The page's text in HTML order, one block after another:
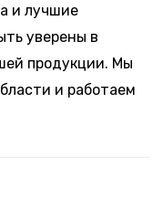
и лучшие
уверены в
продукции. Мы
и работаем